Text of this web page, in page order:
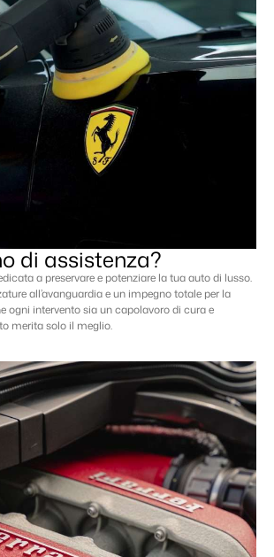
di assistenza?
a preservare e potenziare la tua auto di lusso.
all’avanguardia e un impegno totale per la
ogni intervento sia un capolavoro di cura e
merita solo il meglio.